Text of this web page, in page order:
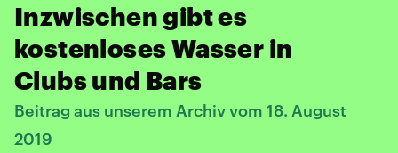
Inzwischen gibt es
kostenloses Wasser in
Clubs und Bars
Beitrag aus unserem Archiv vom 18. August
2019